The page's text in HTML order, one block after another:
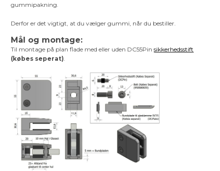
gummipakning.
Derfor er det vigtigt, at du vælger gummi, når du bestiller.
Mål og montage:
Til montage på plan flade med eller uden DC55Pinsikkerhedsstift
(købes seperat).